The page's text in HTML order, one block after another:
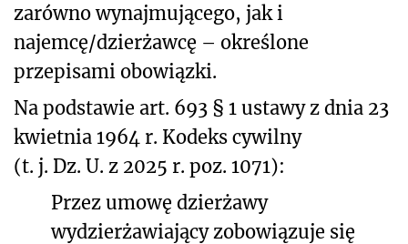
zarówno wynajmującego, jak i
najemcę/dzierżawcę – określone
przepisami obowiązki.
Na podstawie art. 693 § 1 ustawy z dnia 23
kwietnia 1964 r. Kodeks cywilny
(t. j. Dz. U. z 2025 r. poz. 1071):
Przez umowę dzierżawy
wydzierżawiający zobowiązuje się